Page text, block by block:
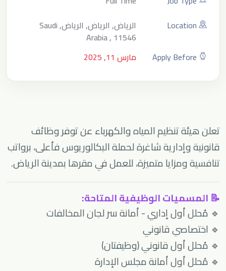
Location
الرياض, الرياض, الرياض, Saudi
Arabia , 11546
Apply Before
مارس 11, 2025
تعلن هيئة تنظيم المياه والكهرباء عن توفر وظائف
قانونية وإدارية شاغرة لحملة البكالوريوس فأعلى، برواتب
تنافسية ومزايا متميزة، للعمل في مقرها بمدينة الرياض.
📝 المسميات الوظيفية المتاحة:
🔹 مُحلل أول إداري - أمانة سر لجان المخالفات
🔹 اختصاصي قانوني
🔹 مُحلل أول قانوني (وظيفتان)
🔹 مُحلل أول أمانة مجلس الإدارة